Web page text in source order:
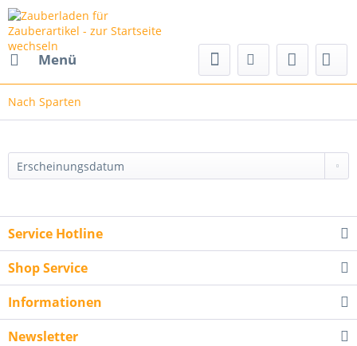
Menü
Nach Sparten
Service Hotline
Shop Service
Informationen
Newsletter